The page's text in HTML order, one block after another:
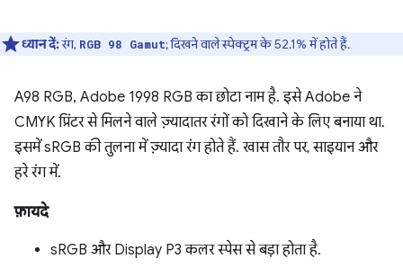
ध्यान दें:रंग, RGB 98 Gamut; दिखने वाले स्पेक्ट्रम के 52.1% में होते हैं.
A98 RGB, Adobe 1998 RGB का छोटा नाम है. इसे Adobe ने
CMYK प्रिंटर से मिलने वाले ज़्यादातर रंगों को दिखाने के लिए बनाया था.
इसमें sRGB की तुलना में ज़्यादा रंग होते हैं. खास तौर पर, साइयान और
हरे रंग में.
फ़ायदे
sRGB और Display P3 कलर स्पेस से बड़ा होता है.